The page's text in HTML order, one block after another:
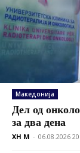
Македонија
Дел од
за два дена
XH M - 06.08.2026